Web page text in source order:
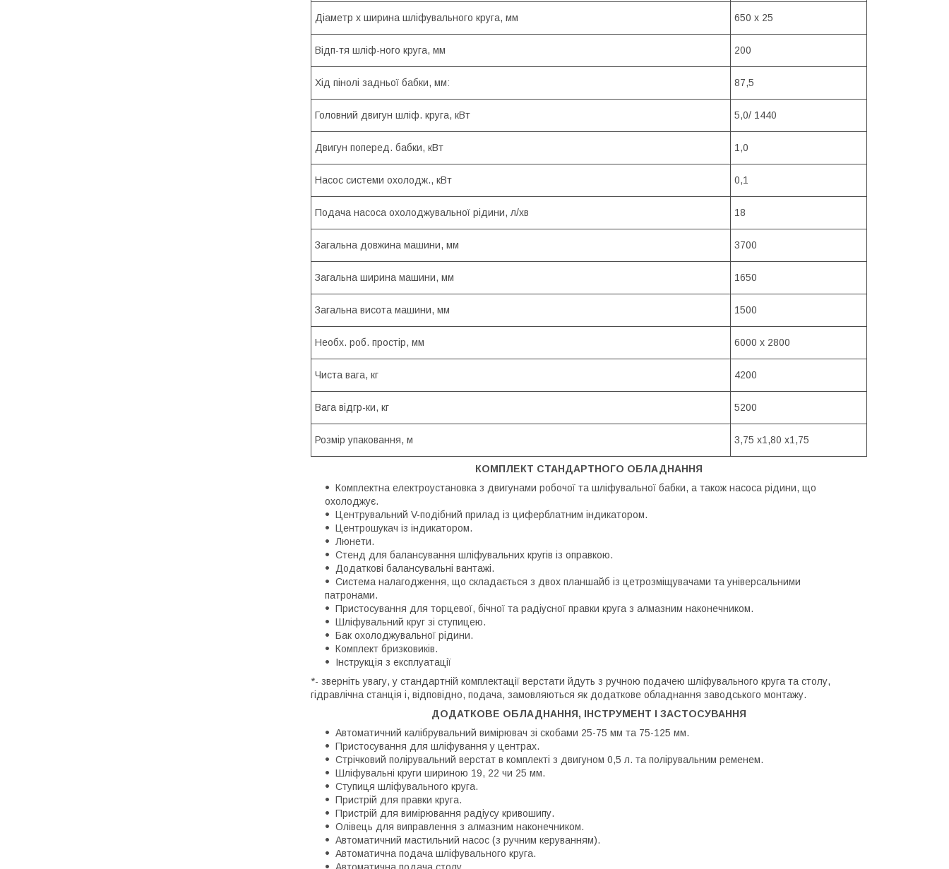
Діаметр х ширина шліфувального круга, мм 650 х 25
Відп-тя шліф-ного круга, мм 200
Хід пінолі задньої бабки, мм: 87,5
Головний двигун шліф. круга, кВт 5,0/ 1440
Двигун поперед. бабки, кВт 1,0
Насос системи охолодж., кВт 0,1
Подача насоса охолоджувальної рідини, л/хв 18
Загальна довжина машини, мм 3700
Загальна ширина машини, мм 1650
Загальна висота машини, мм 1500
Необх. роб. простір, мм 6000 x 2800
Чиста вага, кг 4200
Вага відгр-ки, кг 5200
Розмір упаковання, м 3,75 x1,80 x1,75
КОМПЛЕКТ СТАНДАРТНОГО ОБЛАДНАННЯ
Комплектна електроустановка з двигунами робочої та шліфувальної бабки, а також насоса рідини, що
охолоджує.
Центрувальний V-подібний прилад із циферблатним індикатором.
Центрошукач із індикатором.
Люнети.
Стенд для балансування шліфувальних кругів із оправкою.
Додаткові балансувальні вантажі.
Система налагодження, що складається з двох планшайб із цетрозміщувачами та універсальними
патронами.
Пристосування для торцевої, бічної та радіусної правки круга з алмазним наконечником.
Шліфувальний круг зі ступицею.
Бак охолоджувальної рідини.
Комплект бризковиків.
Інструкція з експлуатації
*- зверніть увагу, у стандартній комплектації верстати йдуть з ручною подачею шліфувального круга та столу,
гідравлічна станція і, відповідно, подача, замовляються як додаткове обладнання заводського монтажу.
ДОДАТКОВЕ ОБЛАДНАННЯ, ІНСТРУМЕНТ І ЗАСТОСУВАННЯ
Автоматичний калібрувальний вимірювач зі скобами 25-75 мм та 75-125 мм.
Пристосування для шліфування у центрах.
Стрічковий полірувальний верстат в комплекті з двигуном 0,5 л. та полірувальним ременем.
Шліфувальні круги шириною 19, 22 чи 25 мм.
Ступиця шліфувального круга.
Пристрій для правки круга.
Пристрій для вимірювання радіусу кривошипу.
Олівець для виправлення з алмазним наконечником.
Автоматичний мастильний насос (з ручним керуванням).
Автоматична подача шліфувального круга.